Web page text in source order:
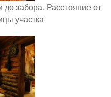
забора. Расстояние от
участка